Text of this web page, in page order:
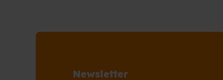
Newsletter